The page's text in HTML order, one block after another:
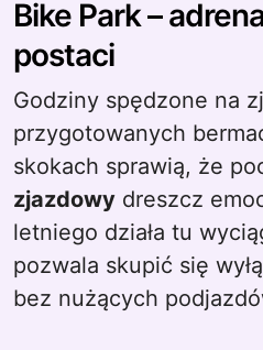
Bike Park –
postaci
Godziny spędzone na
przygotowanych
skokach sprawią, że
zjazdowy dreszcz
letniego działa tu
pozwala skupić się
bez nużących